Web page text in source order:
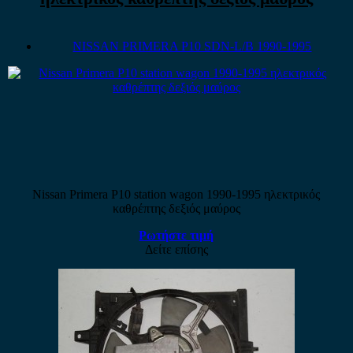
NISSAN PRIMERA P10 SDN-L/B 1990-1995
Nissan Primera P10 station wagon 1990-1995 ηλεκτρικός
καθρέπτης δεξιός μαύρος
Ρωτήστε τιμή
Δείτε επίσης